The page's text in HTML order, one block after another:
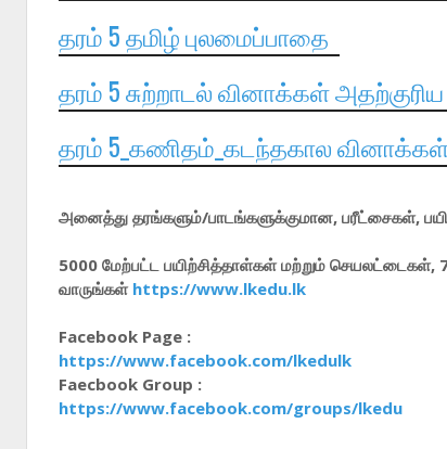
தரம் 5 தமிழ் புலமைப்பாதை
தரம் 5 சுற்றாடல் வினாக்கள்
தரம் 5_கணிதம்_கடந்தகால
அனைத்து தரங்களும்/பாடங்களுக்குமான, பரீட்சைகள்,
5000 மேற்பட்ட பயிற்சித்தாள்கள் மற்றும்
வாருங்கள் https://www.lkedu.lk
Facebook Page :
https://www.facebook.com/lkedulk
Faecbook Group :
https://www.facebook.com/groups/lkedu